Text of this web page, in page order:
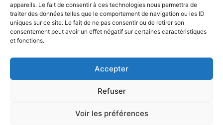
appareils. Le fait de consentir à ces technologies nous permettra de
traiter des données telles que le comportement de navigation ou les ID
uniques sur ce site. Le fait de ne pas consentir ou de retirer son
consentement peut avoir un effet négatif sur certaines caractéristiques
et fonctions.
Accepter
Refuser
Voir les préférences
Réseau